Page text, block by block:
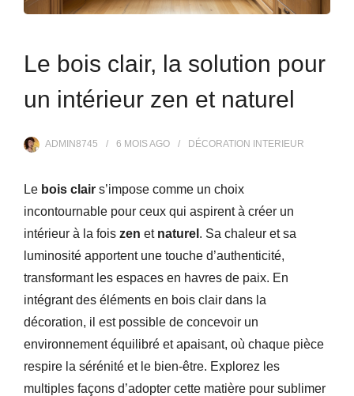
Le bois clair, la solution pour
un intérieur zen et naturel
ADMIN8745 6 MOISAGO DÉCORATION INTERIEUR
Le bois clair s’impose comme un choix
incontournable pour ceux qui aspirent à créer un
intérieur à la fois zen et naturel . Sa chaleur et sa
luminosité apportent une touche d’authenticité,
transformant les espaces en havres de paix. En
intégrant des éléments en bois clair dans la
décoration, il est possible de concevoir un
environnement équilibré et apaisant, où chaque pièce
respire la sérénité et le bien-être. Explorez les
multiples façons d’adopter cette matière pour sublimer